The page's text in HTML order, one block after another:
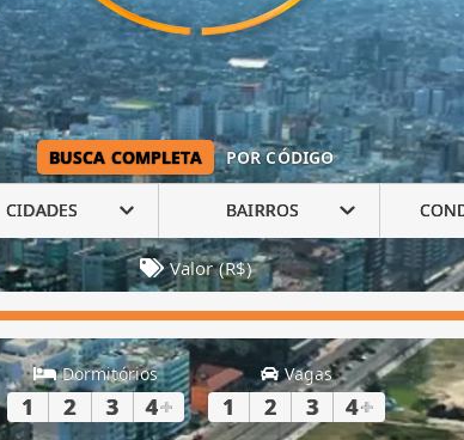
BUSCA COMPLETA POR CÓDIGO
CIDADES BAIRROS
Valor (R$)
Dormitórios
1 2 3 4+
Vagas
1 2 3 4+